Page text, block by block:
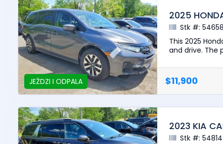
JEŹDZI I ODPALA
2025
Stk #: 54658
This 2025
and drive. The
$11,900
2023 KIA
Stk #: 54814